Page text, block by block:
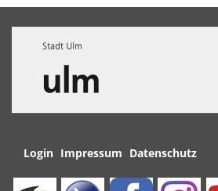
Navigation
Login Impressum Datenschutz